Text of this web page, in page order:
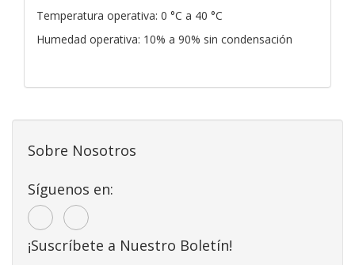
Temperatura operativa: 0 °C a 40 °C
Humedad operativa: 10% a 90% sin condensación
Sobre Nosotros
Síguenos en:
¡Suscríbete a Nuestro Boletín!